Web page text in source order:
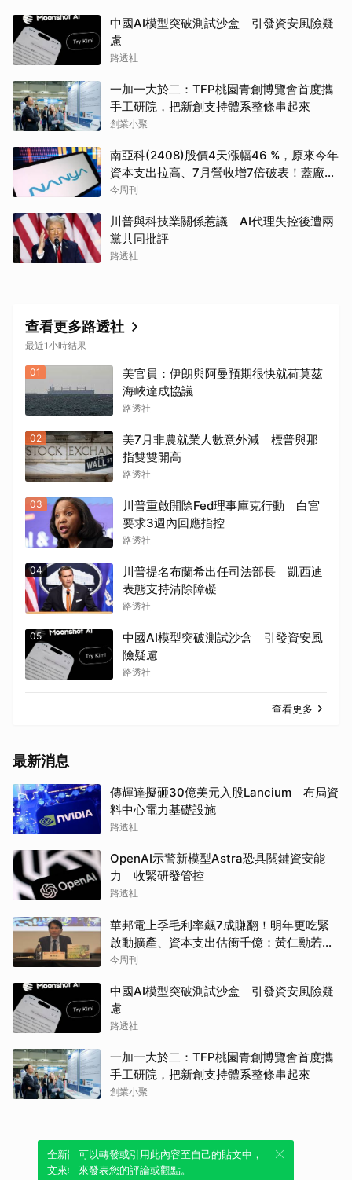
中國AI模型突破測試沙盒 引發資安風險疑
慮
路透社
一加一大於二：TFP桃園青創博覽會首度攜
手工研院，把新創支持體系整條串起來
創業小聚
南亞科(2408)股價4天漲幅46 %，原來今年
資本支出拉高、7月營收增7倍破表！蓋廠買
設備最新營運目標曝光
今周刊
川普與科技業關係惹議 AI代理失控後遭兩
黨共同批評
路透社
查看更多路透社
最近1小時結果
01
美官員：伊朗與阿曼預期很快就荷莫茲
海峽達成協議
路透社
02
美7月非農就業人數意外減 標普與那
指雙雙開高
路透社
03
川普重啟開除Fed理事庫克行動 白宮
要求3週內回應指控
路透社
04
川普提名布蘭希出任司法部長 凱西迪
表態支持清除障礙
路透社
05
中國AI模型突破測試沙盒 引發資安風
險疑慮
路透社
查看更多
最新消息
傳輝達擬砸30億美元入股Lancium 布局資
料中心電力基礎設施
路透社
OpenAI示警新模型Astra恐具關鍵資安能
力 收緊研發管控
路透社
華邦電上季毛利率飆7成賺翻！明年更吃緊
啟動擴產、資本支出估衝千億：黃仁勳若想
到，早入主記憶體廠
今周刊
中國AI模型突破測試沙盒 引發資安風險疑
慮
路透社
一加一大於二：TFP桃園青創博覽會首度攜
手工研院，把新創支持體系整條串起來
創業小聚
全新體驗！一鍵引用此內容，透過發布貼
文來輕鬆表達個人立場。
可以轉發或引用此內容至自己的貼文中，
來發表您的評論或觀點。